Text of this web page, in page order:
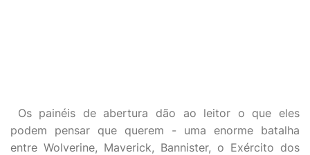
Os painéis de abertura dão ao leitor o que eles
podem pensar que querem - uma enorme batalha
entre Wolverine, Maverick, Bannister, o Exército dos